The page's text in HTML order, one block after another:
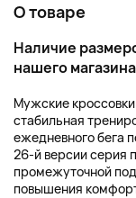
О товаре
Наличие
нашего магазина
Мужские
стабильная
ежедневного бега
26-й версии серия
промежуточной
повышения